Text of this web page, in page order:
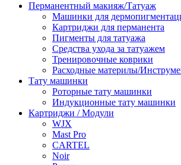
Перманентный макияж/Татуаж
Машинки для
Картриджи для перманента
Пигменты для татуажа
Средства ухода за татуажем
Тренировочные коврики
Расходные материлы/
Тату машинки
Роторные тату машинки
Индукционные тату машинки
Картриджи / Модули
WJX
Mast Pro
CARTEL
Noir